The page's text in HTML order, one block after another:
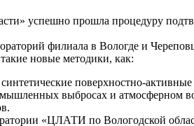
успешно прошла процедуру
филиала в Вологде и
новые методики, как:
поверхностно-
выбросах и атмосферном
«ЦЛАТИ по Вологодской